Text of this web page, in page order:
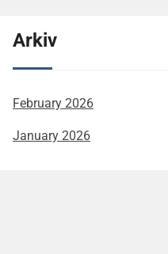
Arkiv
February 2026
January 2026